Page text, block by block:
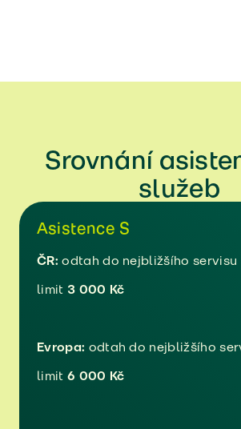
Srovnání
služeb
Asistence S
ČR:odtah do nejbližšího servisu
limit 3 000 Kč
Evropa: odtah do nejbližšího
limit 6 000 Kč